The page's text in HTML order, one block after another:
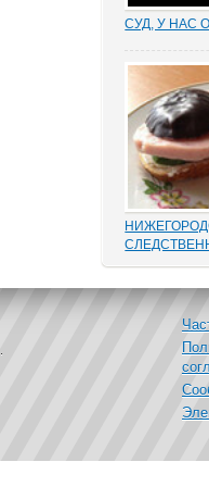
СУД, У НАС
результат
добиться
маховик
площадках
В этом деле
папке
одного и
дела, до
законам...